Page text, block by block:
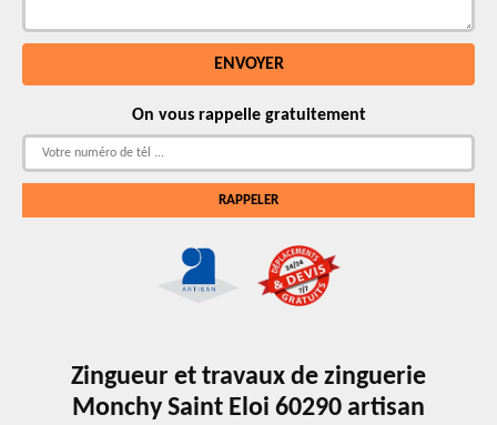
On vous rappelle gratuitement
Zingueur et travaux de zinguerie
Monchy Saint Eloi 60290 artisan